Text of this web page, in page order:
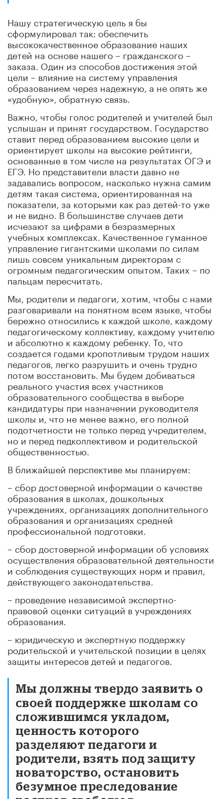
Нашу стратегическую цель я бы
сформулировал так: обеспечить
высококачественное образование наших
детей на основе нашего – гражданского –
заказа. Один из способов достижения этой
цели – влияние на систему управления
образованием через надежную, а не опять же
«удобную», обратную связь.
Важно, чтобы голос родителей и учителей был
услышан и принят государством. Государство
ставит перед образованием высокие цели и
ориентирует школы на высокие рейтинги,
основанные в том числе на результатах ОГЭ и
ЕГЭ. Но представители власти давно не
задавались вопросом, насколько нужна самим
детям такая система, ориентированная на
показатели, за которыми как раз детей-то уже
и не видно. В большинстве случаев дети
исчезают за цифрами в безразмерных
учебных комплексах. Качественное гуманное
управление гигантскими школами по силам
лишь совсем уникальным директорам с
огромным педагогическим опытом. Таких – по
пальцам пересчитать.
Мы, родители и педагоги, хотим, чтобы с нами
разговаривали на понятном всем языке, чтобы
бережно относились к каждой школе, каждому
педагогическому коллективу, каждому учителю
и абсолютно к каждому ребенку. То, что
создается годами кропотливым трудом наших
педагогов, легко разрушить и очень трудно
потом восстановить. Мы будем добиваться
реального участия всех участников
образовательного сообщества в выборе
кандидатуры при назначении руководителя
школы и, что не менее важно, его полной
подотчетности не только перед учредителем,
но и перед педколлективом и родительской
общественностью.
В ближайшей перспективе мы планируем:
– сбор достоверной информации о качестве
образования в школах, дошкольных
учреждениях, организациях дополнительного
образования и организациях средней
профессиональной подготовки.
– сбор достоверной информации об условиях
осуществления образовательной деятельности
и соблюдения существующих норм и правил,
действующего законодательства.
– проведение независимой экспертно-
правовой оценки ситуаций в учреждениях
образования.
– юридическую и экспертную поддержку
родительской и учительской позиции в целях
защиты интересов детей и педагогов.
Мы должны твердо заявить о
своей поддержке школам со
сложившимся укладом,
ценность которого
разделяют педагоги и
родители, взять под защиту
новаторство, остановить
безумное преследование